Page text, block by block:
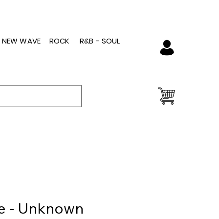
WAVE ROCK R&B - SOUL
- Unknown